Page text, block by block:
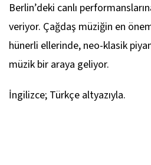
Berlin’deki canlı
veriyor. Çağdaş müziğin en
hünerli ellerinde, neo-klasik
müzik bir araya geliyor.
İngilizce; Türkçe altyazıyla.